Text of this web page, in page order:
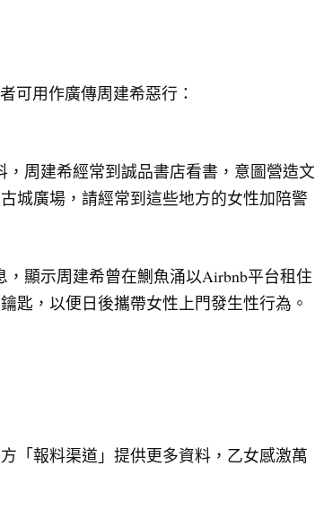
可用作廣傳周建希惡行：
，周建希經常到誠品書店看書，意圖營造文
城廣場，請經常到這些地方的女性加陪警
，顯示周建希曾在鰂魚涌以Airbnb平台租住
匙，以便日後攜帶女性上門發生性行為。
「報料渠道」提供更多資料，乙女感激萬